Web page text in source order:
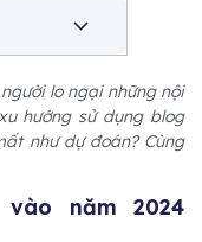
lo ngại những nội
hướng sử dụng blog
như dự đoán? Cùng
năm 2024